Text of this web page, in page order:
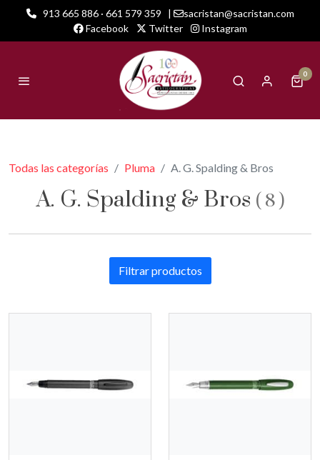
913 665 886 · 661 579 359 |
sacristan@sacristan.com
Facebook
Twitter Instagram
0
Todas las categorías Pluma A. G. Spalding & Bros
A. G. Spalding & Bros ( 8 )
Filtrar productos